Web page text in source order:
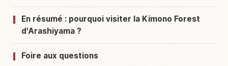
En résumé : pourquoi visiter la Kimono Forest
d'Arashiyama ?
Foire aux questions